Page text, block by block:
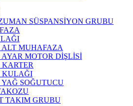
SÜSPANSİYON GRUBU
ALT MUHAFAZA
MOTOR DİŞLİSİ
KULAĞI
SOĞUTUCU
TAKIM GRUBU